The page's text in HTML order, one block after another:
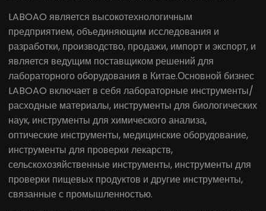
LABOAO является высокотехнологичным
предприятием, объединяющим исследования и
разработки, производство, продажи, импорт и экспорт, и
является ведущим поставщиком решений для
лабораторного оборудования в Китае.Основной бизнес
LABOAO включает в себя лабораторные инструменты/
расходные материалы, инструменты для биологических
наук, инструменты для химического анализа,
оптические инструменты, медицинские оборудование,
инструменты для проверки лекарств,
сельскохозяйственные инструменты, инструменты для
проверки пищевых продуктов и другие инструменты,
связанные с промышленностью.